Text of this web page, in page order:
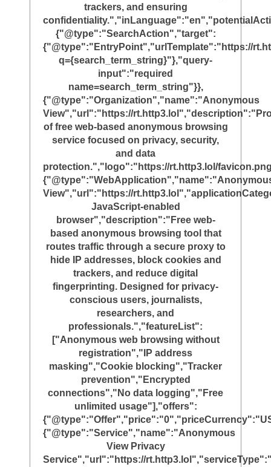
trackers, and ensuring
{"@type":"SearchAction","target":
{"@type":"EntryPoint","urlTemplate":"https://
q={search_term_string}"},"query-
input":"required
name=search_term_string"}},
{"@type":"Organization","name":"Anonymous
View","url":"https://
of free web-based anonymous browsing
service focused on privacy, security,
and data
protection.","logo":"https://rt.http3.lol/
View","url":"https://
JavaScript-enabled
browser","description":"Free web-
based anonymous browsing tool that
routes traffic through a secure proxy to
hide IP addresses, block cookies and
trackers, and reduce digital
fingerprinting. Designed for privacy-
conscious users, journalists,
researchers, and
professionals.","featureList":
["Anonymous web browsing without
registration","IP address
masking","Cookie blocking","Tracker
prevention","Encrypted
connections","No data logging","Free
unlimited usage"],"offers":
{"@type":"Service","name":"Anonymous
View Privacy
Service","url":"https://